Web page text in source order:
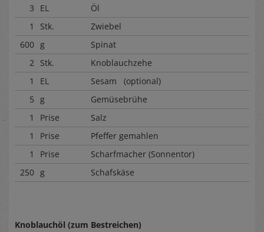
3 EL
Öl
1
Stk.
Zwiebel
600 g
Spinat
2 Stk.
Knoblauchzehe
1
EL
Sesam (optional)
5 g
Gemüsebrühe
1
Prise
Salz
1
Prise
Pfeffer gemahlen
1
Prise
Scharfmacher (Sonnentor)
250 g Schafskäse
Knoblauchöl (zum Bestreichen)